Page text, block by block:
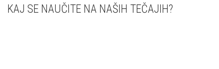
KAJ SE NAUČITE NA NAŠIH TEČAJIH?